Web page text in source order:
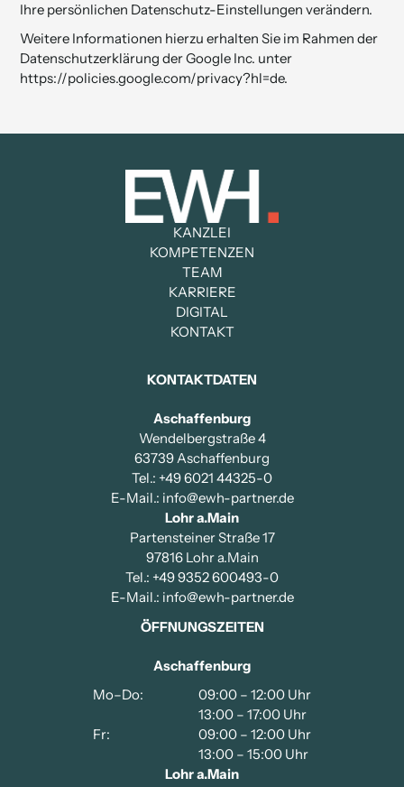
Ihre persönlichen Datenschutz-Einstellungen verändern.
Weitere Informationen hierzu erhalten Sie im Rahmen der
Datenschutzerklärung der Google Inc. unter
https://policies.google.com/­privacy?hl=de.
KANZLEI
KOMPETENZEN
TEAM
KARRIERE
DIGITAL
KONTAKT
KONTAKTDATEN
Aschaffenburg
Wendelbergstraße 4
63739 Aschaffenburg
Tel.: +49 6021 44325-0
E-Mail.: info@ewh-partner.de
Lohr a.Main
Partensteiner Straße 17
97816 Lohr a.Main
Tel.: +49 9352 600493-0
E-Mail.: info@ewh-partner.de
ÖFFNUNGSZEITEN
Aschaffenburg
Mo–Do:
09:00 – 12:00 Uhr
13:00 – 17:00 Uhr
Fr:
09:00 – 12:00 Uhr
13:00 – 15:00 Uhr
Lohr a.Main